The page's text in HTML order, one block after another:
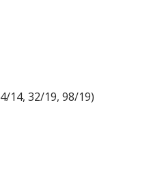
14, 32/19, 98/19)